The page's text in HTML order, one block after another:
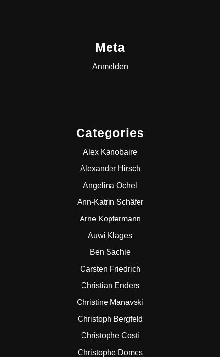
Meta
Anmelden
Categories
Alex Kanobaire
Alexander Hirsch
Angelina Ochel
Ann-Katrin Schäfer
Arne Kopfermann
Auwi Klages
Ben Sachie
Carsten Friedrich
Christian Enders
Christine Manavski
Christoph Bergfeld
Christophe Costi
Christophe Domes